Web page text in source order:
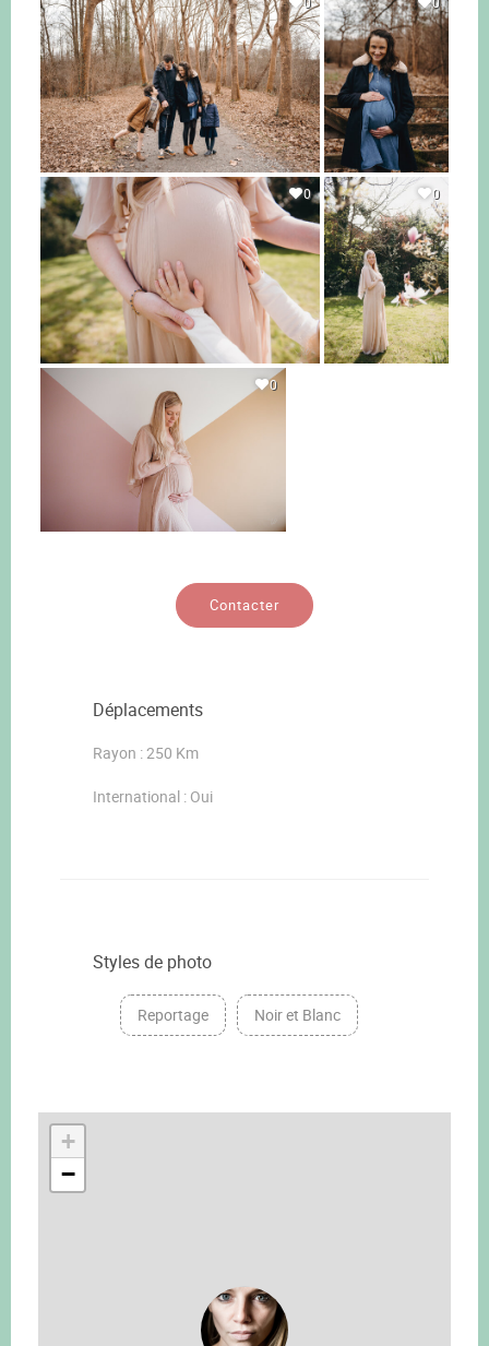
0 0
0
Contacter
Déplacements
Rayon : 250 Km
International : Oui
Styles de photo
Reportage Noir et Blanc
+
−